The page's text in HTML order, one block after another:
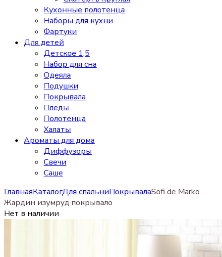
Кухонные полотенца
Наборы для кухни
Фартуки
Для детей
Детское 1,5
Набор для сна
Одеяла
Подушки
Покрывала
Пледы
Полотенца
Халаты
Ароматы для дома
Диффузоры
Свечи
Cаше
ГлавнаяКаталогДля спальниПокрывалаSofi de Marko
Жардин изумруд покрывало
Нет в наличии